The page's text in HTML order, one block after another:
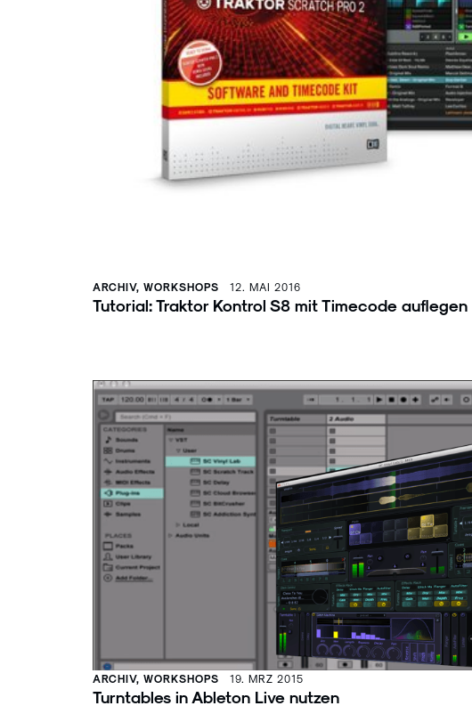
ARCHIV, WORKSHOPS 12. MAI 2016
Tutorial: Traktor Kontrol S8 mit Timecode auflegen
ARCHIV, WORKSHOPS 19. MRZ 2015
Turntables in Ableton Live nutzen